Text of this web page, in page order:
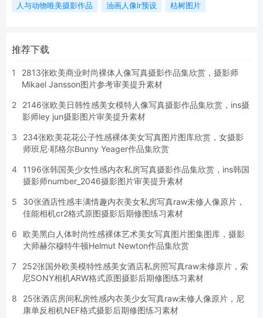
人与动物唯美摄影作品
油画人像lr预设 枯树图片
推荐下载
1
2813张欧美商业时尚裸体人像写真摄影作品集欣赏，摄影师
Mikael Jansson图片参考审美提升素材
2
2146张欧美日韩性感美女模特人像写真摄影作品集欣赏，ins摄
影师ley jun摄影图片审美提升素材
3
234张欧美花花公子性感裸体美女写真图片图库欣赏，女摄影
师班尼·耶格尔Bunny Yeager作品集欣赏
4
1196张韩国美少女性感内衣私房写真摄影作品集欣赏，ins韩国
摄影师number_2046摄影图片审美提升素材
5
30张酒店性感丰满情趣内衣美女私房写真raw未修人像原片，
佳能相机cr2格式原图摄影后期修图练习素材
6
欧美黑白人体时尚性感裸体艺术美女写真图片图集图库，摄影
大师赫尔穆特牛顿Helmut Newton作品集欣赏
7
252张国外欧美模特性感美女酒店私房照写真raw未修原片，索
尼SONY相机ARW格式原图摄影后期修图练习素材
8
25张酒店房间私房性感内衣美少女写真raw未修人像原片，尼
康单反相机NEF格式摄影后期修图练习素材